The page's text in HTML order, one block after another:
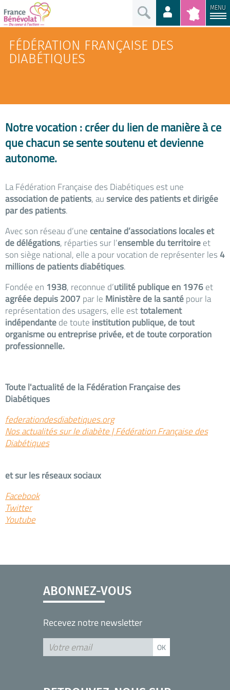
MENU
FÉDÉRATION FRANÇAISE DES
DIABÉTIQUES
Notre vocation : créer du lien de manière à ce
que chacun se sente soutenu et devienne
autonome.
La Fédération Française des Diabétiques est une
association de patients, auservice des patients et dirigée
par des patients.
Avec son réseau d’une centaine d’associations locales et
de délégations, réparties sur l’ensemble du territoireet
son siège national, elle a pour vocation de représenter les4
millions de patients diabétiques.
Fondée en 1938, reconnue d’utilité publique en 1976et
agréée depuis 2007 par le Ministère de la santépour la
représentation des usagers, elle esttotalement
indépendantede toute institution publique, de tout
organisme ou entreprise privée, et de toute corporation
professionnelle.
Toute l'actualité de la Fédération Française des
Diabétiques
federationdesdiabetiques.org
Nos actualités sur le diabète | Fédération Française des
Diabétiques
et sur les réseaux sociaux
Facebook
Twitter
Youtube
ABONNEZ-VOUS
Recevez notre newsletter